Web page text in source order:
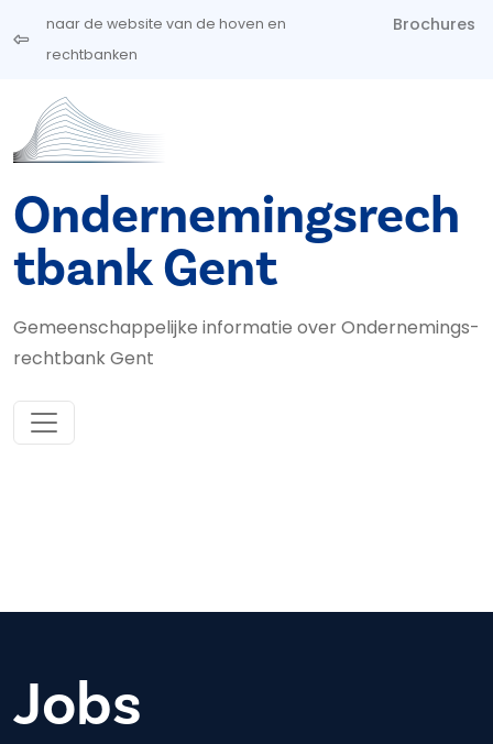
Overslaan en naar de inhoud gaan
naar de website van de hoven en
rechtbanken
Brochures
Ondernemingsrech
tbank Gent
Gemeenschappelijke informatie over Ondernemings­
rechtbank Gent
Jobs